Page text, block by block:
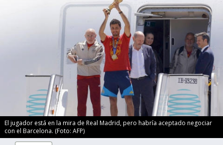
El jugador está en la mira de Real Madrid, pero habría aceptado negociar
con el Barcelona. (Foto: AFP)